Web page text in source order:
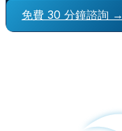
免費 30 分鐘諮詢 →